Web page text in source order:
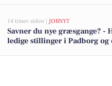
14 timer siden | JOBNYT
Savner du nye græsgange? -
ledige stillinger i Padborg og